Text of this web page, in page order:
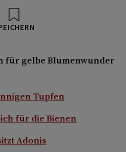
für gelbe Blumenwunder
Tupfen
für die Bienen
Adonis